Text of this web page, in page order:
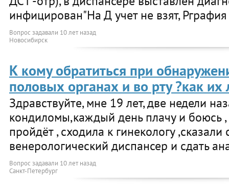
инфицирован"На Д учет не взят,
Вопрос задавали 10 лет назад
Новосибирск
К кому обратиться при
половых органах и во рту ?как их
Здравствуйте, мне 19 лет, две недели
кондиломы,каждый день плачу и боюсь ,
пройдёт , сходила к гинекологу
венерологический диспансер и сдать
Вопрос задавали 10 лет назад
Санкт-Петербург